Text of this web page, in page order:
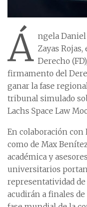
Á ngela
Zayas
Derecho
firmamento del
ganar la fase
tribunal simulado
Lachs Space Law
En colaboración con
como de Max
académica y
universitarios
representatividad
acudirán a finales